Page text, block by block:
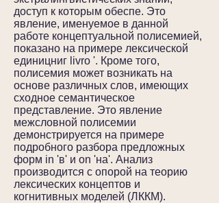
доступ к которым обеспе. Это
явление, именуемое в данной
работе концептуальной полисемией,
показано на примере лексической
единицниг livro '. Кроме того,
полисемия может возникать на
основе различных слов, имеющих
сходное семантическое
представление. Это явление
межсловной полисемии
демонстрируется на примере
подробного разбора предложных
форм in 'в' и on 'на'. Анализ
производится с опорой на теорию
лексических концептов и
когнитивных моделей (ЛККМ).